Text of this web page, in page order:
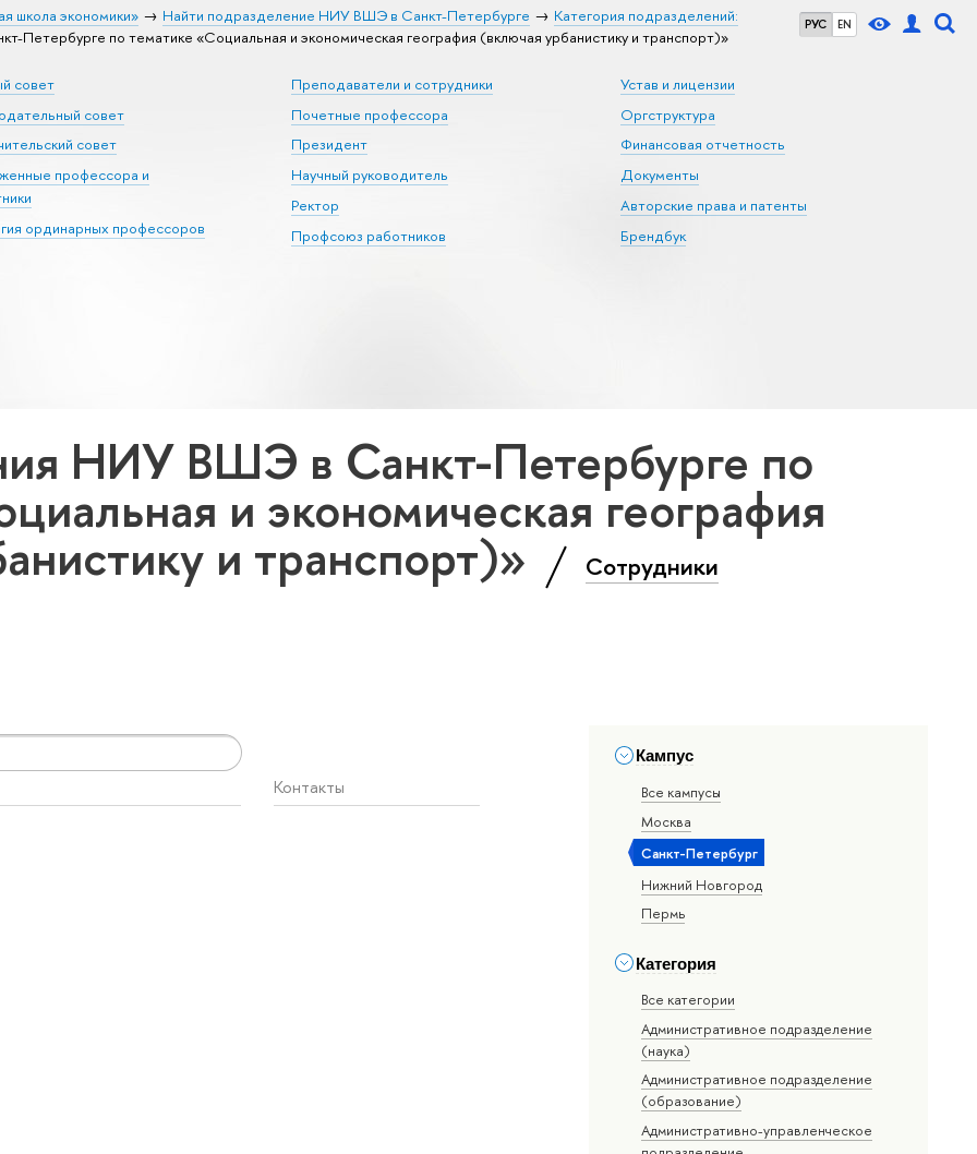
РУС EN
школа экономики» Найти подразделение НИУ ВШЭ в Санкт-Петербурге
Категория подразделений:
по тематике «Социальная и экономическая география (включая урбанистику и транспорт)»
совет
совет
совет
профессора и
ординарных профессоров
Преподаватели и сотрудники
Почетные профессора
Президент
Научный руководитель
Ректор
Профсоюз работников
Устав и лицензии
Оргструктура
Финансовая отчетность
Документы
Авторские права и патенты
Брендбук
НИУ ВШЭ в Санкт-Петербурге по
и экономическая география
и транспорт)» Сотрудники
Кампус
Все кампусы
Москва
Санкт-Петербург
Нижний Новгород
Пермь
Категория
Все категории
Административное подразделение
(наука)
Административное подразделение
(образование)
Административно-управленческое
Контакты